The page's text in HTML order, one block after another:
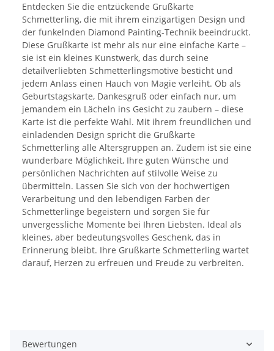
Entdecken Sie die entzückende Grußkarte
Schmetterling, die mit ihrem einzigartigen Design und
der funkelnden Diamond Painting-Technik beeindruckt.
Diese Grußkarte ist mehr als nur eine einfache Karte –
sie ist ein kleines Kunstwerk, das durch seine
detailverliebten Schmetterlingsmotive besticht und
jedem Anlass einen Hauch von Magie verleiht. Ob als
Geburtstagskarte, Dankesgruß oder einfach nur, um
jemandem ein Lächeln ins Gesicht zu zaubern – diese
Karte ist die perfekte Wahl. Mit ihrem freundlichen und
einladenden Design spricht die Grußkarte
Schmetterling alle Altersgruppen an. Zudem ist sie eine
wunderbare Möglichkeit, Ihre guten Wünsche und
persönlichen Nachrichten auf stilvolle Weise zu
übermitteln. Lassen Sie sich von der hochwertigen
Verarbeitung und den lebendigen Farben der
Schmetterlinge begeistern und sorgen Sie für
unvergessliche Momente bei Ihren Liebsten. Ideal als
kleines, aber bedeutungsvolles Geschenk, das in
Erinnerung bleibt. Ihre Grußkarte Schmetterling wartet
darauf, Herzen zu erfreuen und Freude zu verbreiten.
Bewertungen